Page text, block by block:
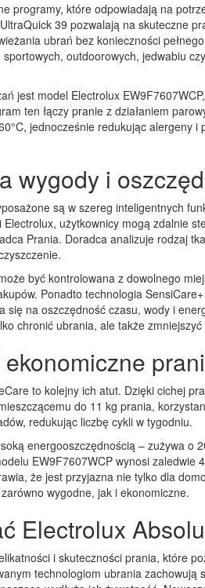
programy, które odpowiadają na
39 pozwalają na skuteczne
ubrań bez konieczności
outdoorowych, jedwabiu
jest model Electrolux
ten łączy pranie z działaniem
jednocześnie redukując alergeny i
wygody i
są w szereg inteligentnych
użytkownicy mogą zdalnie
Prania. Doradca analizuje rodzaj
być kontrolowana z dowolnego
Ponadto technologia
się na oszczędność czasu, wody i
chronić ubrania, ale także
to kolejny ich atut. Dzięki cichej
do 11 kg prania,
redukując liczbę cykli w tygodniu.
energooszczędnością – zużywa o
EW9F7607WCP wynosi zaledwie
że jest przyjazna nie tylko dla
wygodne, jak i ekonomiczne.
Electrolux
i skuteczności prania, które
technologiom ubrania zachowują